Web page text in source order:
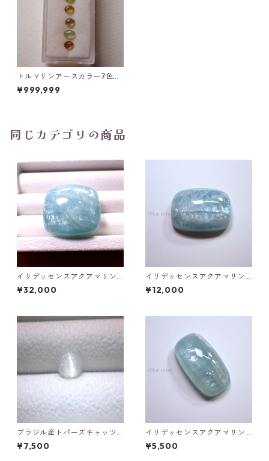
トルマリンアースカラー7色セ
ット 4~5mm 合計2.4ct
¥999,999
同じカテゴリの商品
イリデッセンスアクアマリン 1
27.5ct 32.0mm*29.0mm*15.
7mm
¥32,000
イリデッセンスアクアマリン
49.3ct 28.2mm*20.8mm*9.9
mm
¥12,000
ブラジル産トパーズキャッツ
アイ ラウンドカボションルー
ス 1.6ct 6.4mm*4.3mm
¥7,500
イリデッセンスアクアマリン 2
1.9ct 24.7mm*12.9mm*7.9m
m
¥5,500